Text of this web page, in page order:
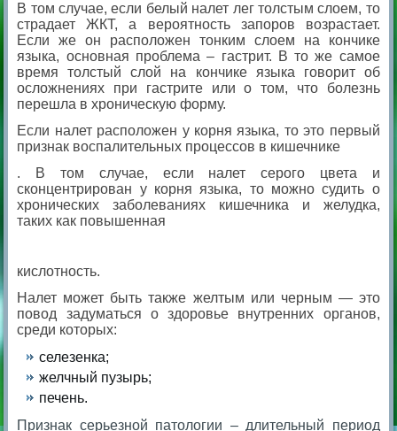
В том случае, если белый налет лег толстым слоем, то
страдает ЖКТ, а вероятность запоров возрастает.
Если же он расположен тонким слоем на кончике
языка, основная проблема – гастрит. В то же самое
время толстый слой на кончике языка говорит об
осложнениях при гастрите или о том, что болезнь
перешла в хроническую форму.
Если налет расположен у корня языка, то это первый
признак воспалительных процессов в кишечнике
. В том случае, если налет серого цвета и
сконцентрирован у корня языка, то можно судить о
хронических заболеваниях кишечника и желудка,
таких как повышенная
кислотность.
Налет может быть также желтым или черным — это
повод задуматься о здоровье внутренних органов,
среди которых:
селезенка;
желчный пузырь;
печень.
Признак серьезной патологии – длительный период